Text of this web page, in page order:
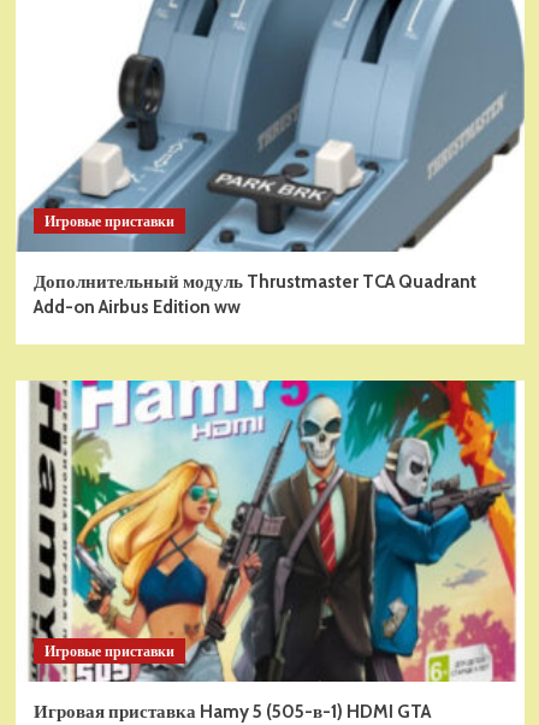
Игровые приставки
Дополнительный модуль Thrustmaster TCA Quadrant
Add-on Airbus Edition ww
Игровые приставки
Игровая приставка Hamy 5 (505-в-1) HDMI GTA